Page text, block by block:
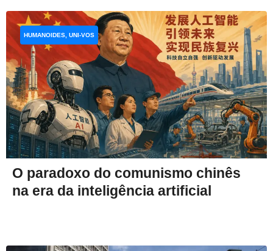
O paradoxo do comunismo chinês
na era da inteligência artificial
HUMANOIDES, UNI-VOS